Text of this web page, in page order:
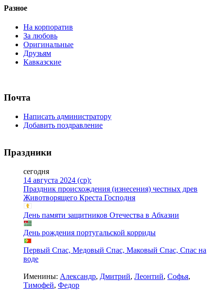
Разное
На корпоратив
За любовь
Оригинальные
Друзьям
Кавказские
Почта
Написать администратору
Добавить поздравление
Праздники
сегодня
14 августа 2024 (ср):
Праздник происхождения (изнесения) честных древ
Животворящего Креста Господня
День памяти защитников Отечества в Абхазии
День рождения португальской корриды
Первый Спас, Медовый Спас, Маковый Спас, Спас на
воде
Именины: Александр, Дмитрий, Леонтий, Софья,
Тимофей, Федор